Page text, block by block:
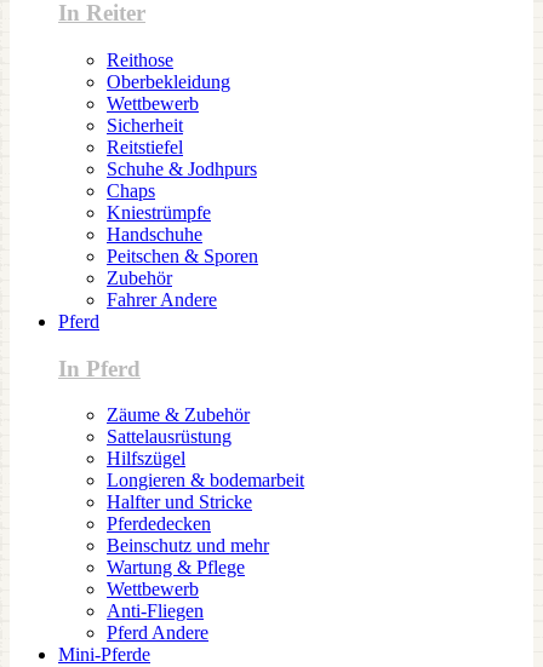
In Reiter
Reithose
Oberbekleidung
Wettbewerb
Sicherheit
Reitstiefel
Schuhe & Jodhpurs
Chaps
Kniestrümpfe
Handschuhe
Peitschen & Sporen
Zubehör
Fahrer Andere
Pferd
In Pferd
Zäume & Zubehör
Sattelausrüstung
Hilfszügel
Longieren & bodemarbeit
Halfter und Stricke
Pferdedecken
Beinschutz und mehr
Wartung & Pflege
Wettbewerb
Anti-Fliegen
Pferd Andere
Mini-Pferde